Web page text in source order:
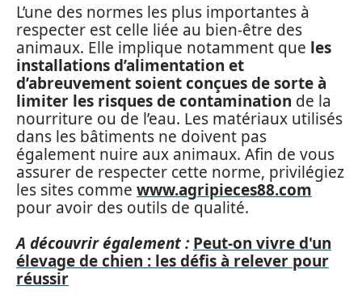
L’une des normes les plus importantes à
respecter est celle liée au bien-être des
animaux. Elle implique notamment que les
installations d’alimentation et
d’abreuvement soient conçues de sorte à
limiter les risques de contamination de la
nourriture ou de l’eau. Les matériaux utilisés
dans les bâtiments ne doivent pas
également nuire aux animaux. Afin de vous
assurer de respecter cette norme, privilégiez
les sites comme www.agripieces88.com
pour avoir des outils de qualité.
A découvrir également : Peut-on vivre d'un
élevage de chien : les défis à relever pour
réussir